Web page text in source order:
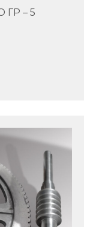
– 5